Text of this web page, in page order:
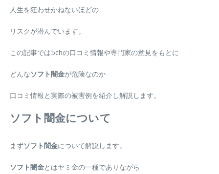
人生を狂わせかねないほどの
リスクが潜んでいます。
この記事では5chの口コミ情報や専門家の意見をもとに
どんなソフト闇金が危険なのか
口コミ情報と実際の被害例を紹介し解説します。
ソフト闇金について
まずソフト闇金について解説します。
ソフト闇金とはヤミ金の一種でありながら